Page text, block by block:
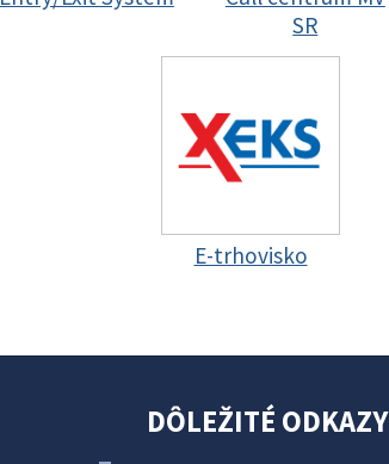
SR
E-trhovisko
DÔLEŽITÉ ODKAZY